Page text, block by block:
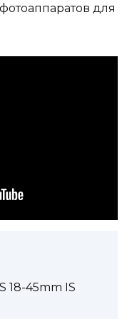
для
18-45mm IS